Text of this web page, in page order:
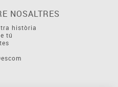
NOSALTRES
història
tú